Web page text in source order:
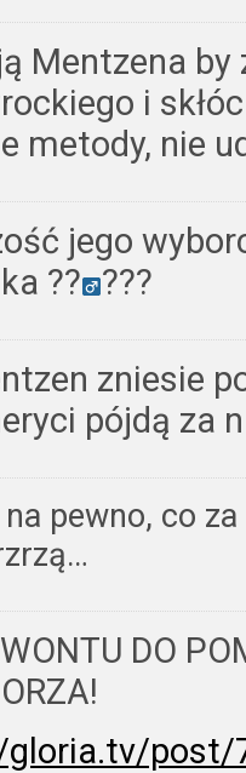
Mentzena
i
metody, nie
jego
??‍ ???
zniesie
pójdą za
na pewno, co
DO
post/